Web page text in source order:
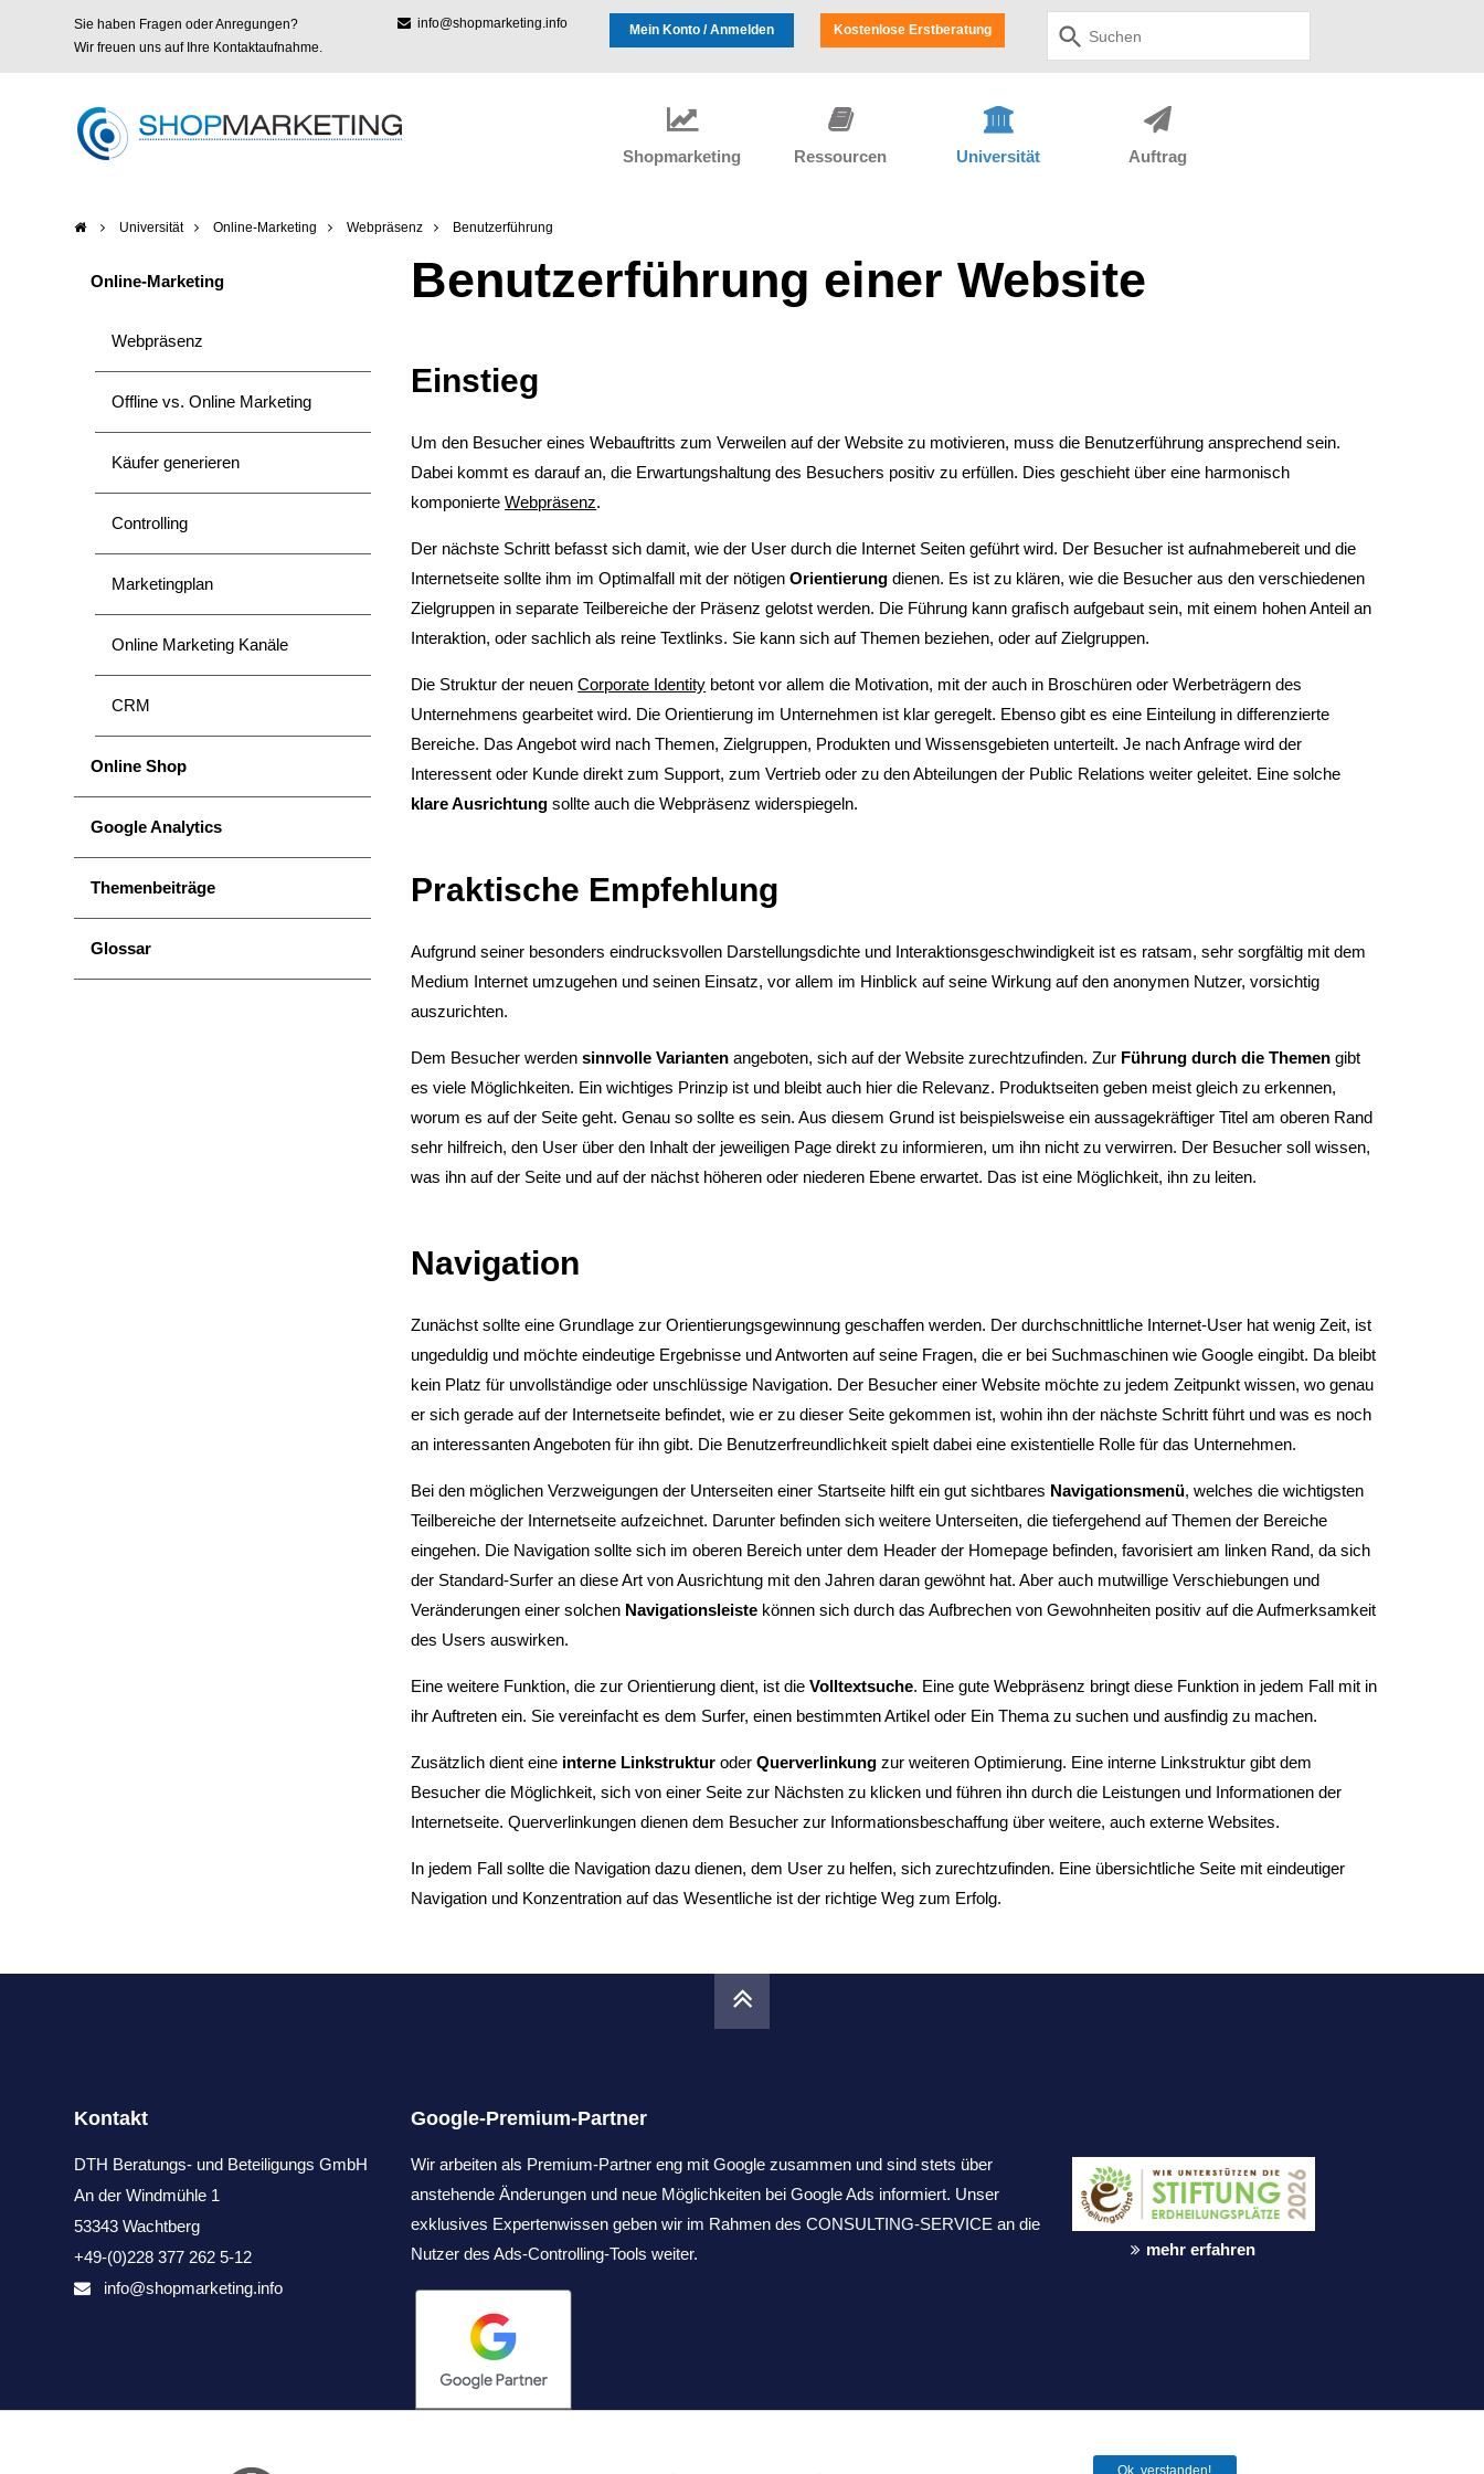
Sie haben Fragen oder Anregungen?
Wir freuen uns auf Ihre Kontaktaufnahme.
info@shopmarketing.info Mein Konto / Anmelden Kostenlose Erstberatung
can
gestures.
Shopmarketing Ressourcen Universität Auftrag
Universität Online-Marketing Webpräsenz Benutzerführung
Online-Marketing
Webpräsenz
Offline vs. Online Marketing
Käufer generieren
Controlling
Marketingplan
Online Marketing Kanäle
CRM
Online Shop
Google Analytics
Themenbeiträge
Glossar
Benutzerführung einer Website
Einstieg
Um den Besucher eines Webauftritts zum Verweilen auf der Website zu motivieren, muss die Benutzerführung ansprechend sein.
Dabei kommt es darauf an, die Erwartungshaltung des Besuchers positiv zu erfüllen. Dies geschieht über eine harmonisch
komponierteWebpräsenz.
Der nächste Schritt befasst sich damit, wie der User durch die Internet Seiten geführt wird. Der Besucher ist aufnahmebereit und die
Internetseite sollte ihm im Optimalfall mit der nötigenOrientierung dienen. Es ist zu klären, wie die Besucher aus den verschiedenen
Zielgruppen in separate Teilbereiche der Präsenz gelotst werden. Die Führung kann grafisch aufgebaut sein, mit einem hohen Anteil an
Interaktion, oder sachlich als reine Textlinks. Sie kann sich auf Themen beziehen, oder auf Zielgruppen.
Die Struktur der neuenCorporate Identity betont vor allem die Motivation, mit der auch in Broschüren oder Werbeträgern des
Unternehmens gearbeitet wird. Die Orientierung im Unternehmen ist klar geregelt. Ebenso gibt es eine Einteilung in differenzierte
Bereiche. Das Angebot wird nach Themen, Zielgruppen, Produkten und Wissensgebieten unterteilt. Je nach Anfrage wird der
Interessent oder Kunde direkt zum Support, zum Vertrieb oder zu den Abteilungen der Public Relations weiter geleitet. Eine solche
klare Ausrichtung sollte auch die Webpräsenz widerspiegeln.
Praktische Empfehlung
Aufgrund seiner besonders eindrucksvollen Darstellungsdichte und Interaktionsgeschwindigkeit ist es ratsam, sehr sorgfältig mit dem
Medium Internet umzugehen und seinen Einsatz, vor allem im Hinblick auf seine Wirkung auf den anonymen Nutzer, vorsichtig
auszurichten.
Dem Besucher werdensinnvolle Varianten angeboten, sich auf der Website zurechtzufinden. Zur Führung durch die Themen gibt
es viele Möglichkeiten. Ein wichtiges Prinzip ist und bleibt auch hier die Relevanz. Produktseiten geben meist gleich zu erkennen,
worum es auf der Seite geht. Genau so sollte es sein. Aus diesem Grund ist beispielsweise ein aussagekräftiger Titel am oberen Rand
sehr hilfreich, den User über den Inhalt der jeweiligen Page direkt zu informieren, um ihn nicht zu verwirren. Der Besucher soll wissen,
was ihn auf der Seite und auf der nächst höheren oder niederen Ebene erwartet. Das ist eine Möglichkeit, ihn zu leiten.
Navigation
Zunächst sollte eine Grundlage zur Orientierungsgewinnung geschaffen werden. Der durchschnittliche Internet-User hat wenig Zeit, ist
ungeduldig und möchte eindeutige Ergebnisse und Antworten auf seine Fragen, die er bei Suchmaschinen wie Google eingibt. Da bleibt
kein Platz für unvollständige oder unschlüssige Navigation. Der Besucher einer Website möchte zu jedem Zeitpunkt wissen, wo genau
er sich gerade auf der Internetseite befindet, wie er zu dieser Seite gekommen ist, wohin ihn der nächste Schritt führt und was es noch
an interessanten Angeboten für ihn gibt. Die Benutzerfreundlichkeit spielt dabei eine existentielle Rolle für das Unternehmen.
Bei den möglichen Verzweigungen der Unterseiten einer Startseite hilft ein gut sichtbares Navigationsmenü, welches die wichtigsten
Teilbereiche der Internetseite aufzeichnet. Darunter befinden sich weitere Unterseiten, die tiefergehend auf Themen der Bereiche
eingehen. Die Navigation sollte sich im oberen Bereich unter dem Header der Homepage befinden, favorisiert am linken Rand, da sich
der Standard-Surfer an diese Art von Ausrichtung mit den Jahren daran gewöhnt hat. Aber auch mutwillige Verschiebungen und
Veränderungen einer solchen Navigationsleiste können sich durch das Aufbrechen von Gewohnheiten positiv auf die Aufmerksamkeit
des Users auswirken.
Eine weitere Funktion, die zur Orientierung dient, ist dieVolltextsuche. Eine gute Webpräsenz bringt diese Funktion in jedem Fall mit in
ihr Auftreten ein. Sie vereinfacht es dem Surfer, einen bestimmten Artikel oder Ein Thema zu suchen und ausfindig zu machen.
Zusätzlich dient eine interne Linkstruktur oderQuerverlinkung zur weiteren Optimierung. Eine interne Linkstruktur gibt dem
Besucher die Möglichkeit, sich von einer Seite zur Nächsten zu klicken und führen ihn durch die Leistungen und Informationen der
Internetseite. Querverlinkungen dienen dem Besucher zur Informationsbeschaffung über weitere, auch externe Websites.
In jedem Fall sollte die Navigation dazu dienen, dem User zu helfen, sich zurechtzufinden. Eine übersichtliche Seite mit eindeutiger
Navigation und Konzentration auf das Wesentliche ist der richtige Weg zum Erfolg.
Kontakt
DTH Beratungs- und Beteiligungs GmbH
An der Windmühle 1
53343 Wachtberg
+49-(0)228 377 262 5-12
info@shopmarketing.info
Google-Premium-Partner
Wir arbeiten als Premium-Partner eng mit Google zusammen und sind stets über
anstehende Änderungen und neue Möglichkeiten bei Google Ads informiert. Unser
exklusives Expertenwissen geben wir im Rahmen des CONSULTING-SERVICE an die
Nutzer des Ads-Controlling-Tools weiter.
mehr erfahren
Ok, verstanden!